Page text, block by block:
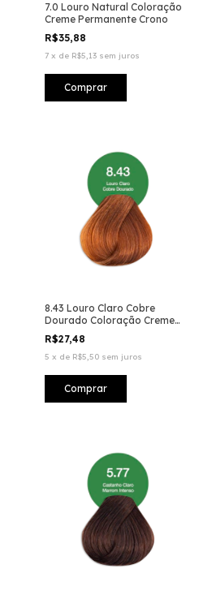
7.0 Louro Natural Coloração
Creme Permanente Crono
R$35,88
7 x de R$5,13 sem juros
8.43 Louro Claro Cobre
Dourado Coloração Creme
Permanente Vegana
R$27,48
5 x de R$5,50 sem juros